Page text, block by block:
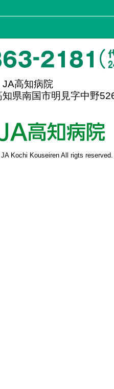
高知病院
県南国市明見字中野
Kochi Kouseiren All rigts reserved.